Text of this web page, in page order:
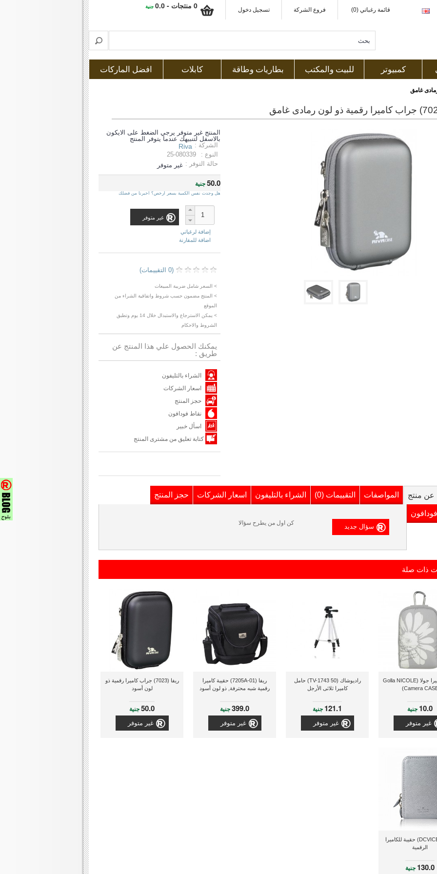
قائمة رغباتي (0) فروع الشركة تسجيل دخول 0 منتجات - 0.0 جنية
كمبيوتر للبيت والمكتب بطاريات وطاقة كابلات افضل الماركات
المنتج غير متوفر يرجي الضغط على الايكون
بالاسفل لتنبيهك عندما يتوفر المنتج
الشركة : Riva
النوع :
25-080339
حالة التوفر : غير متوفر
50.0جنية
هل وجدت نفس الكمية بسعر ارخص؟ اخبرنا من فضلك
غير متوفر
إضافة لرغباتي
اضافة للمقارنة
(0 التقييمات)
> السعر شامل ضريبة المبيعات
> المنتج مضمون حسب شروط واتفاقية الشراء من
الموقع
> يمكن الاسترجاع والاستبدال خلال 14 يوم وتطبق
الشروط والاحكام
يمكنك الحصول علي هذا المنتج عن
طريق :
الشراء بالتليفون
اسعار الشركات
حجز المنتج
نقاط فودافون
اسأل خبير
كتابة تعليق من مشترى المنتج
منتج المواصفات التقييمات (0) الشراء بالتليفون اسعار الشركات حجز المنتج
كن اول من يطرح سؤالا
ذات صلة
حقيبة كاميرا جولا (Golla NICOLE
Camera
10.0 جنية
غير متوفر
راديوشاك (TV-1743 50) حامل
كاميرا ثلاثى الأرجل
121.1 جنية
غير متوفر
ريفا (7205A-01) حقيبة كاميرا
رقمية شبه محترفة, ذو لون أسود
399.0جنية
غير متوفر
ريفا (7023) جراب كاميرا رقمية ذو
لون أسود
50.0جنية
غير متوفر
بورو (DCVICE1) حقيبة للكاميرا
الرقمية
130.0 جنية